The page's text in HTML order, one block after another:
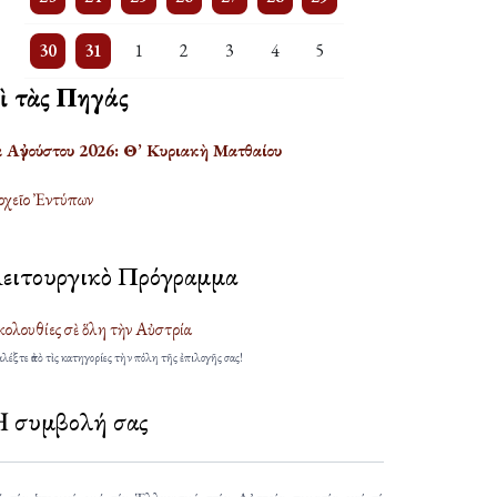
30
3 events 31
One event1
One event2
One event3
One event 4
One event5
One event
τὰς Πηγάς
Αὐγούστου 2026: Θ’ Κυριακὴ Ματθαίου
Ἐντύπων
Πρόγραμμα
σὲ ὅλη τὴν Αὐστρία
ἀπὸ τὶς κατηγορίες τὴν πόλη τῆς ἐπιλογῆς σας!
σας